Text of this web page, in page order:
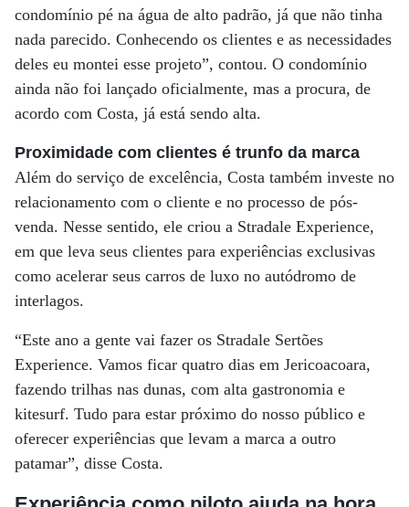
condomínio pé na água de alto padrão, já que não tinha
nada parecido. Conhecendo os clientes e as necessidades
deles eu montei esse projeto”, contou. O condomínio
ainda não foi lançado oficialmente, mas a procura, de
acordo com Costa, já está sendo alta.
Proximidade com clientes é trunfo da marca
Além do serviço de excelência, Costa também investe no
relacionamento com o cliente e no processo de pós-
venda. Nesse sentido, ele criou a Stradale Experience,
em que leva seus clientes para experiências exclusivas
como acelerar seus carros de luxo no autódromo de
interlagos.
“Este ano a gente vai fazer os Stradale Sertões
Experience. Vamos ficar quatro dias em Jericoacoara,
fazendo trilhas nas dunas, com alta gastronomia e
kitesurf. Tudo para estar próximo do nosso público e
oferecer experiências que levam a marca a outro
patamar”, disse Costa.